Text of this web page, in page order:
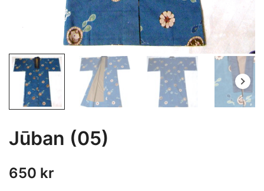
Jūban (05)
650 kr